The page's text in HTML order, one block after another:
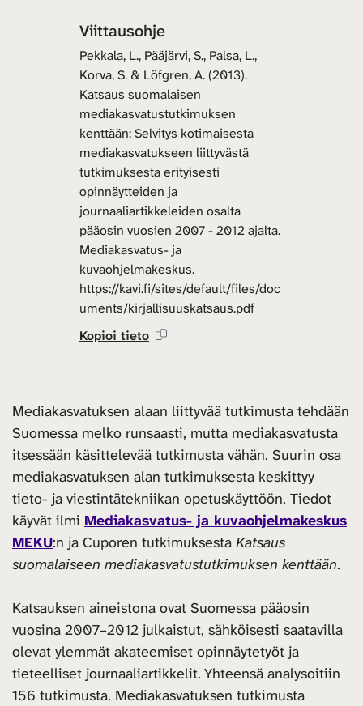
Viittausohje
Pekkala, L., Pääjärvi, S., Palsa, L.,
Korva, S. & Löfgren, A. (2013).
Katsaus suomalaisen
mediakasvatustutkimuksen
kenttään: Selvitys kotimaisesta
mediakasvatukseen liittyvästä
tutkimuksesta erityisesti
opinnäytteiden ja
journaaliartikkeleiden osalta
pääosin vuosien 2007 - 2012 ajalta.
Mediakasvatus- ja
kuvaohjelmakeskus.
https://kavi.fi/sites/default/files/doc
uments/kirjallisuuskatsaus.pdf
Kopioi tieto
Mediakasvatuksen alaan liittyvää tutkimusta tehdään
Suomessa melko runsaasti, mutta mediakasvatusta
itsessään käsittelevää tutkimusta vähän. Suurin osa
mediakasvatuksen alan tutkimuksesta keskittyy
tieto- ja viestintätekniikan opetuskäyttöön. Tiedot
käyvät ilmi Mediakasvatus- ja kuvaohjelmakeskus
MEKU:n ja Cuporen tutkimuksesta Katsaus
suomalaiseen mediakasvatustutkimuksen kenttään.
Katsauksen aineistona ovat Suomessa pääosin
vuosina 2007–2012 julkaistut, sähköisesti saatavilla
olevat ylemmät akateemiset opinnäytetyöt ja
tieteelliset journaaliartikkelit. Yhteensä analysoitiin
156 tutkimusta. Mediakasvatuksen tutkimusta